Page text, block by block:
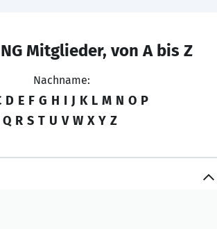
Mitglieder, von A bis Z
Nachname:
D E F G H I J K L M N O P
Q R S T U V W X Y Z